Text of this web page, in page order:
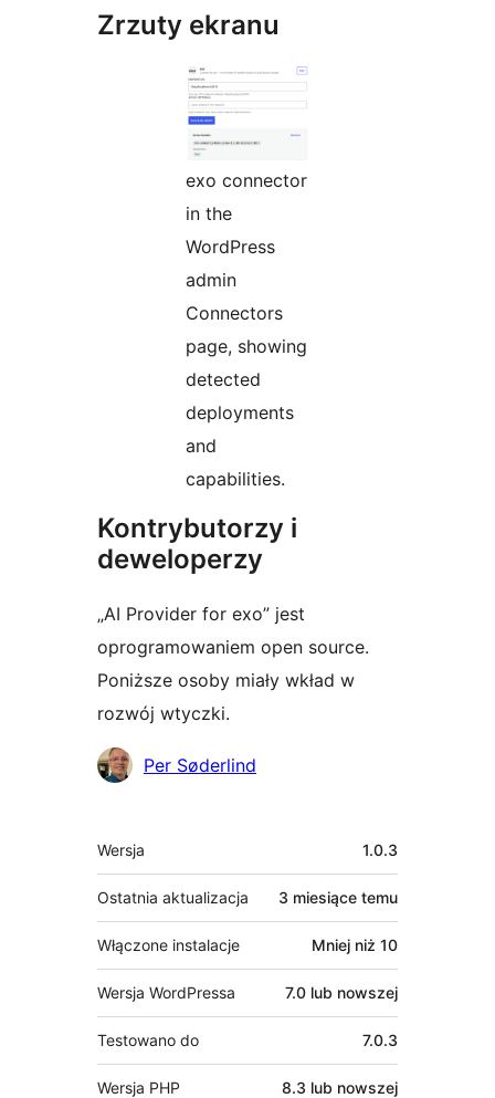
Zrzuty ekranu
exo connector
in the
WordPress
admin
Connectors
page, showing
detected
deployments
and
capabilities.
Kontrybutorzy i
deweloperzy
„AI Provider for exo” jest
oprogramowaniem open source.
Poniższe osoby miały wkład w
rozwój wtyczki.
Zaangażowani
Per Søderlind
Meta
Wersja 1.0.3
Ostatnia aktualizacja 3 miesiące temu
Włączone instalacje Mniej niż 10
Wersja WordPressa 7.0 lub nowszej
Testowano do 7.0.3
Wersja PHP 8.3 lub nowszej